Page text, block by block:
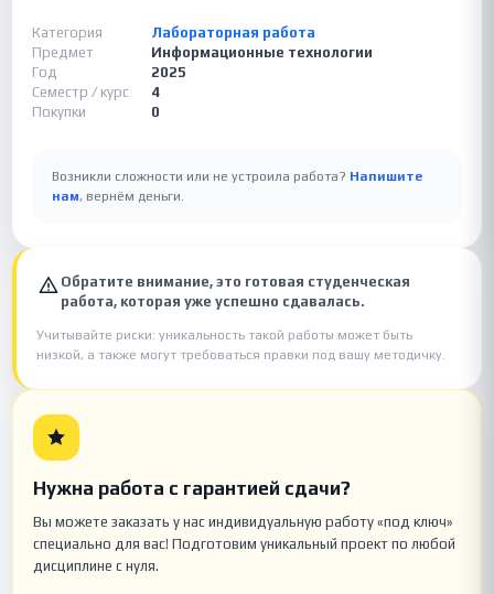
Категория
Лабораторная работа
Предмет
Информационные технологии
Год
2025
Семестр / курс
4
Покупки
0
Возникли сложности или не устроила работа? Напишите
нам, вернём деньги.
Обратите внимание, это готовая студенческая
работа, которая уже успешно сдавалась.
Учитывайте риски: уникальность такой работы может быть
низкой, а также могут требоваться правки под вашу методичку.
Нужна работа с гарантией сдачи?
Вы можете заказать у нас индивидуальную работу «под ключ»
специально для вас! Подготовим уникальный проект по любой
дисциплине с нуля.